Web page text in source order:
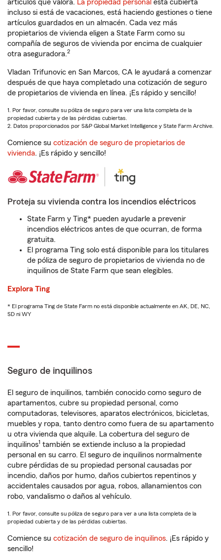
artículos que valora. La propiedad personal está cubierta
incluso si está de vacaciones, está haciendo gestiones o tiene
artículos guardados en un almacén. Cada vez más
propietarios de vivienda eligen a State Farm como su
compañía de seguros de vivienda por encima de cualquier
otra aseguradora.2
Vladan Trifunovic en San Marcos, CA le ayudará a comenzar
después de que haya completado una cotización de seguro
de propietarios de vivienda en línea. ¡Es rápido y sencillo!
1. Por favor, consulte su póliza de seguro para ver una lista completa de la
propiedad cubierta y de las pérdidas cubiertas.
2. Datos proporcionados por S&P Global Market Intelligence y State Farm Archive.
Comience su cotización de seguro de propietarios de
vivienda. ¡Es rápido y sencillo!
Proteja su vivienda contra los incendios eléctricos
State Farm y Ting* pueden ayudarle a prevenir
incendios eléctricos antes de que ocurran, de forma
gratuita.
El programa Ting solo está disponible para los titulares
de póliza de seguro de propietarios de vivienda no de
inquilinos de State Farm que sean elegibles.
Explora Ting
* El programa Ting de State Farm no está disponible actualmente en AK, DE, NC,
SD ni WY
Seguro de inquilinos
El seguro de inquilinos, también conocido como seguro de
apartamentos, cubre su propiedad personal, como
computadoras, televisores, aparatos electrónicos, bicicletas,
muebles y ropa, tanto dentro como fuera de su apartamento
u otra vivienda que alquile. La cobertura del seguro de
inquilinos1 también se extiende incluso a la propiedad
personal en su carro. El seguro de inquilinos normalmente
cubre pérdidas de su propiedad personal causadas por
incendio, daños por humo, daños cubiertos repentinos y
accidentales causados por agua, robos, allanamientos con
robo, vandalismo o daños al vehículo.
1. Por favor, consulte su póliza de seguro para ver a una lista completa de la
propiedad cubierta y de las pérdidas cubiertas.
Comience su cotización de seguro de inquilinos. ¡Es rápido y
sencillo!